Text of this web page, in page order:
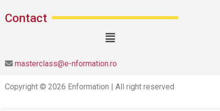
Contact
masterclass@e-nformation.ro
Copyright © 2026 Enformation | All right reserved